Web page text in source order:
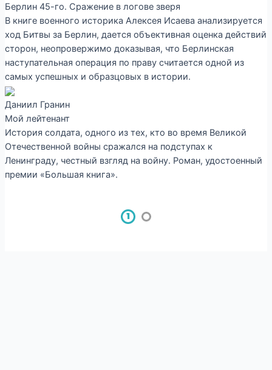
Берлин 45-го. Сражение в логове зверя
В книге военного историка Алексея Исаева анализируется
ход Битвы за Берлин, дается объективная оценка действий
сторон, неопровержимо доказывая, что Берлинская
наступательная операция по праву считается одной из
самых успешных и образцовых в истории.
Даниил Гранин
Мой лейтенант
История солдата, одного из тех, кто во время Великой
Отечественной войны сражался на подступах к
Ленинграду, честный взгляд на войну. Роман, удостоенный
премии «Большая книга».
1 2